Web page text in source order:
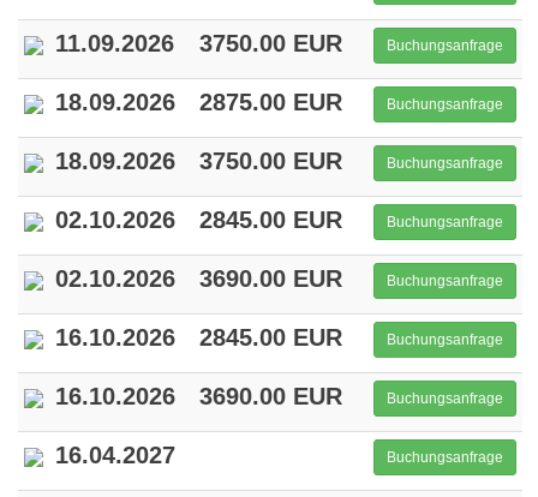
11.09.2026 3750.00 EUR Buchungsanfrage
18.09.2026 2875.00 EUR Buchungsanfrage
18.09.2026 3750.00 EUR Buchungsanfrage
02.10.2026 2845.00 EUR Buchungsanfrage
02.10.2026 3690.00 EUR Buchungsanfrage
16.10.2026 2845.00 EUR Buchungsanfrage
16.10.2026 3690.00 EUR Buchungsanfrage
16.04.2027 Buchungsanfrage